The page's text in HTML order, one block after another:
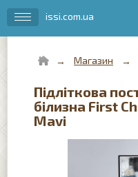
issi.com.ua
Магазин
Підліткова
білизна First
Mavi